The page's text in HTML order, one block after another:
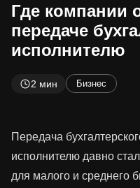
Где компании
передаче
исполнителю
2 мин Бизнес
Передача
исполнителю давно
для малого и среднего